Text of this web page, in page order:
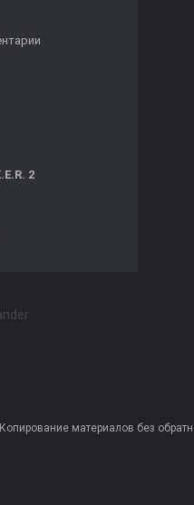
2
Копирование материалов без